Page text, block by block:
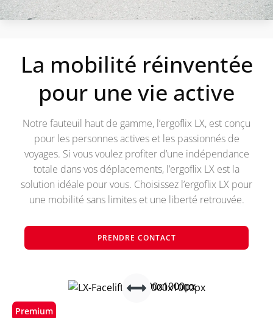
La mobilité réinventée
pour une vie active
Notre fauteuil haut de gamme, l’ergoflix LX, est conçu
pour les personnes actives et les passionnés de
voyages. Si vous voulez profiter d’une indépendance
totale dans vos déplacements, l’ergoflix LX est la
solution idéale pour vous. Choisissez l’ergoflix LX pour
une mobilité sans limites et une liberté retrouvée.
PRENDRE CONTACT
Premium